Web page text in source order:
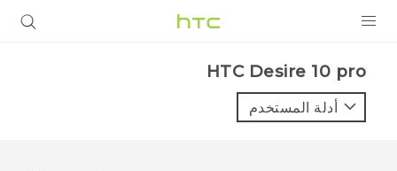
VIVE
HTC Desire 10 pro‎
أدلة المستخدم